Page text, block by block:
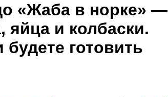
«Жаба в норке» —
и колбаски.
готовить